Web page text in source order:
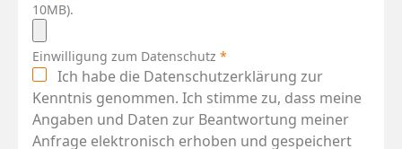
10MB).
Einwilligung zum Datenschutz *
Ich habe die Datenschutzerklärung zur
Kenntnis genommen. Ich stimme zu, dass meine
Angaben und Daten zur Beantwortung meiner
Anfrage elektronisch erhoben und gespeichert